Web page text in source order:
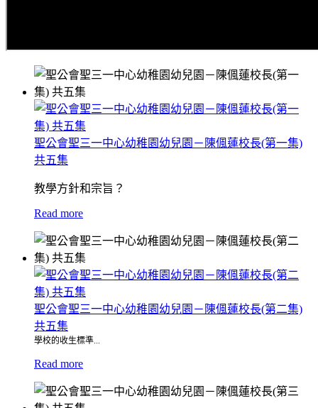
聖公會聖三一中心幼稚園幼兒園－陳偑蓮校長(第一集)
共五集
教學方針和宗旨？
Read more
聖公會聖三一中心幼稚園幼兒園－陳偑蓮校長(第二集)
共五集
學校的收生標準...
Read more